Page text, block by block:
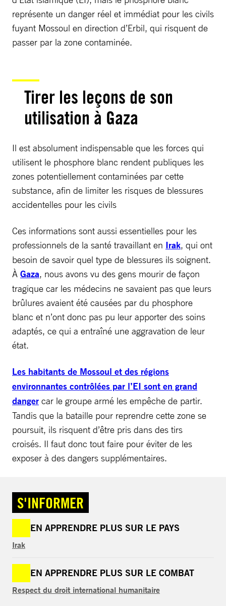
représente un danger réel et immédiat pour les civils
fuyant Mossoul en direction d’Erbil, qui risquent de
passer par la zone contaminée.
Tirer les leçons de son
utilisation à Gaza
Il est absolument indispensable que les forces qui
utilisent le phosphore blanc rendent publiques les
zones potentiellement contaminées par cette
substance, afin de limiter les risques de blessures
accidentelles pour les civils
Ces informations sont aussi essentielles pour les
professionnels de la santé travaillant en Irak, qui ont
besoin de savoir quel type de blessures ils soignent.
À Gaza, nous avons vu des gens mourir de façon
tragique car les médecins ne savaient pas que leurs
brûlures avaient été causées par du phosphore
blanc et n’ont donc pas pu leur apporter des soins
adaptés, ce qui a entraîné une aggravation de leur
état.
Les habitants de Mossoul et des régions
environnantes contrôlées par l’EI sont en grand
danger car le groupe armé les empêche de partir.
Tandis que la bataille pour reprendre cette zone se
poursuit, ils risquent d’être pris dans des tirs
croisés. Il faut donc tout faire pour éviter de les
exposer à des dangers supplémentaires.
S'INFORMER
EN APPRENDRE PLUS SUR LE PAYS
Irak
EN APPRENDRE PLUS SUR LE COMBAT
Respect du droit international humanitaire